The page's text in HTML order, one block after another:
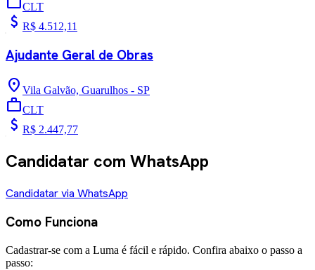
CLT
attach_money R$ 4.512,11
Ajudante Geral de Obras
location_on Vila Galvão, Guarulhos - SP
workCLT
attach_money R$ 2.447,77
Candidatar com WhatsApp
Candidatar via WhatsApp
Como Funciona
Cadastrar-se com a Luma é fácil e rápido. Confira abaixo o passo a
passo: